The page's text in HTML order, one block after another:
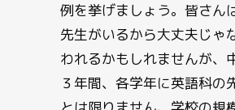
例を挙げましょう。皆さん
先生がいるから大丈夫じゃ
われるかもしれませんが、
３年間、各学年に英語科の